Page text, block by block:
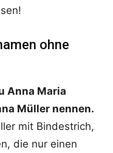
ohne
Anna Maria
Müller nennen.
mit Bindestrich,
die nur einen